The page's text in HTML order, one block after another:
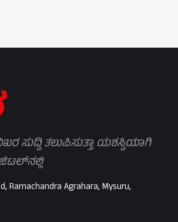
ಸುದ್ದಿ ತಲುಪಿಸುತ್ತಾ ಯಶಸ್ವಿಯಾಗಿ
Ramachandra Agrahara, Mysuru,